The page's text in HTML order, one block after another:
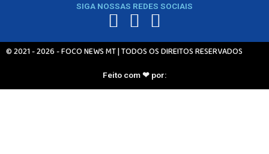
SIGA NOSSAS REDES SOCIAIS
© 2021 - 2026 - FOCO NEWS MT | TODOS OS DIREITOS RESERVADOS
Feito com ❤ por:
GERAL
SAÚDE
MATO GROSSO